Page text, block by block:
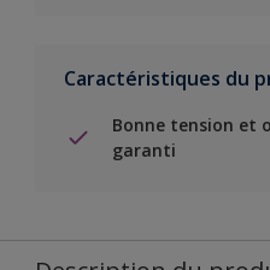
Caractéristiques du
Bonne tension et
garanti